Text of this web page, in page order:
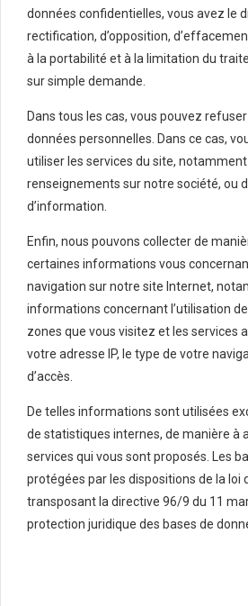
données confidentielles, vous avez le
rectification, d’opposition,
à la portabilité et à la limitation du
sur simple demande.
Dans tous les cas, vous pouvez
données personnelles. Dans ce cas,
utiliser les services du site,
renseignements sur notre société, ou
d’information.
Enfin, nous pouvons collecter de
certaines informations vous
navigation sur notre site Internet,
informations concernant l’utilisation
zones que vous visitez et les services
votre adresse IP, le type de votre
d’accès.
De telles informations sont utilisées
de statistiques internes, de manière à
services qui vous sont proposés. Les
protégées par les dispositions de la loi
transposant la directive 96/9 du 11
protection juridique des bases de